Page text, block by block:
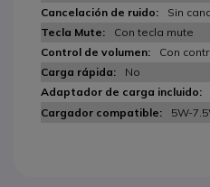
Sin
Con tecla mute
Con
No
5W-